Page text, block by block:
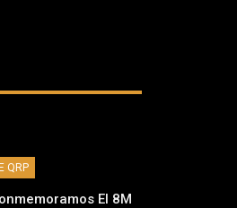
QRP
El 8M